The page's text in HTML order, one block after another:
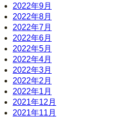
2022年9月
2022年8月
2022年7月
2022年6月
2022年5月
2022年4月
2022年3月
2022年2月
2022年1月
2021年12月
2021年11月